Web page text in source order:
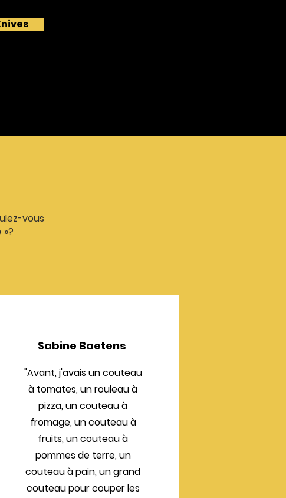
vous
»?
Sabine Baetens
"Avant, j'avais un couteau
à tomates, un rouleau à
pizza, un couteau à
fromage, un couteau à
fruits, un couteau à
pommes de terre, un
couteau à pain, un grand
couteau pour couper les